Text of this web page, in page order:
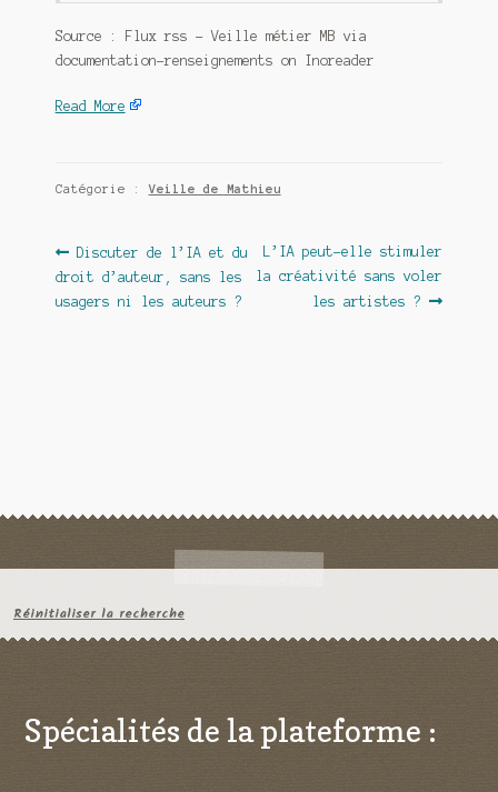
Source : Flux rss – Veille métier MB via
documentation-renseignements on Inoreader
Read More
Catégorie :Veille de Mathieu
Navigation
de
Article
précédent :
Discuter de l’IA et du
droit d’auteur, sans les
usagers ni les auteurs ?
Article
suivant :
L’IA peut-elle stimuler
la créativité sans voler
les artistes ?
Réinitialiser la recherche
Spécialités de la plateforme :